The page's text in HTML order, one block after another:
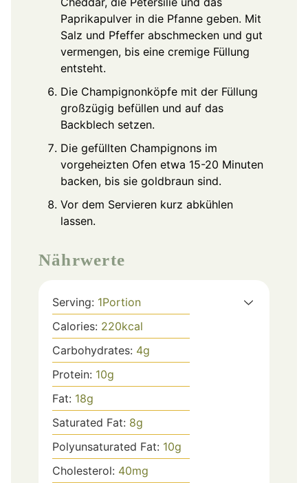
Paprikapulver in die Pfanne geben. Mit
Salz und Pfeffer abschmecken und gut
vermengen, bis eine cremige Füllung
entsteht.
Die Champignonköpfe mit der Füllung
großzügig befüllen und auf das
Backblech setzen.
Die gefüllten Champignons im
vorgeheizten Ofen etwa 15-20 Minuten
backen, bis sie goldbraun sind.
Vor dem Servieren kurz abkühlen
lassen.
Nährwerte
Serving: 1Portion
Calories: 220kcal
Carbohydrates: 4g
Protein: 10g
Fat: 18g
Saturated Fat: 8g
Polyunsaturated Fat: 10g
Cholesterol: 40mg